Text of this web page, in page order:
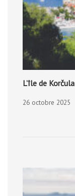
L’île de Korčula
26 octobre 2025